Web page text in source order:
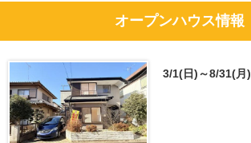
オープンハウス情報
3/1(日)～8/31(月)